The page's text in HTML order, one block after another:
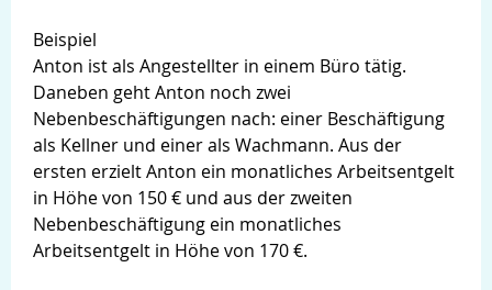
Beispiel
Anton ist als Angestellter in einem Büro tätig.
Daneben geht Anton noch zwei
Nebenbeschäftigungen nach: einer Beschäftigung
als Kellner und einer als Wachmann. Aus der
ersten erzielt Anton ein monatliches Arbeitsentgelt
in Höhe von 150 € und aus der zweiten
Nebenbeschäftigung ein monatliches
Arbeitsentgelt in Höhe von 170 €.